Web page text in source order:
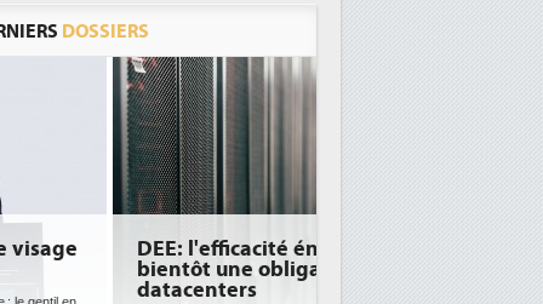
DOSSIERS
l'efficacité énergétique
une obligation pour les